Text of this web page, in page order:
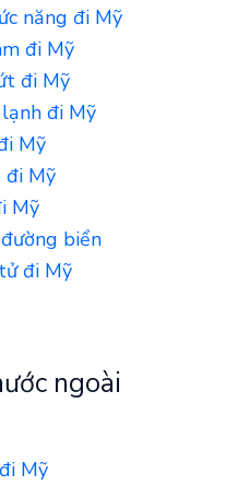
năng đi Mỹ
đi Mỹ
đi Mỹ
đi Mỹ
Mỹ
đi Mỹ
Mỹ
biển
đi Mỹ
ngoài
Mỹ